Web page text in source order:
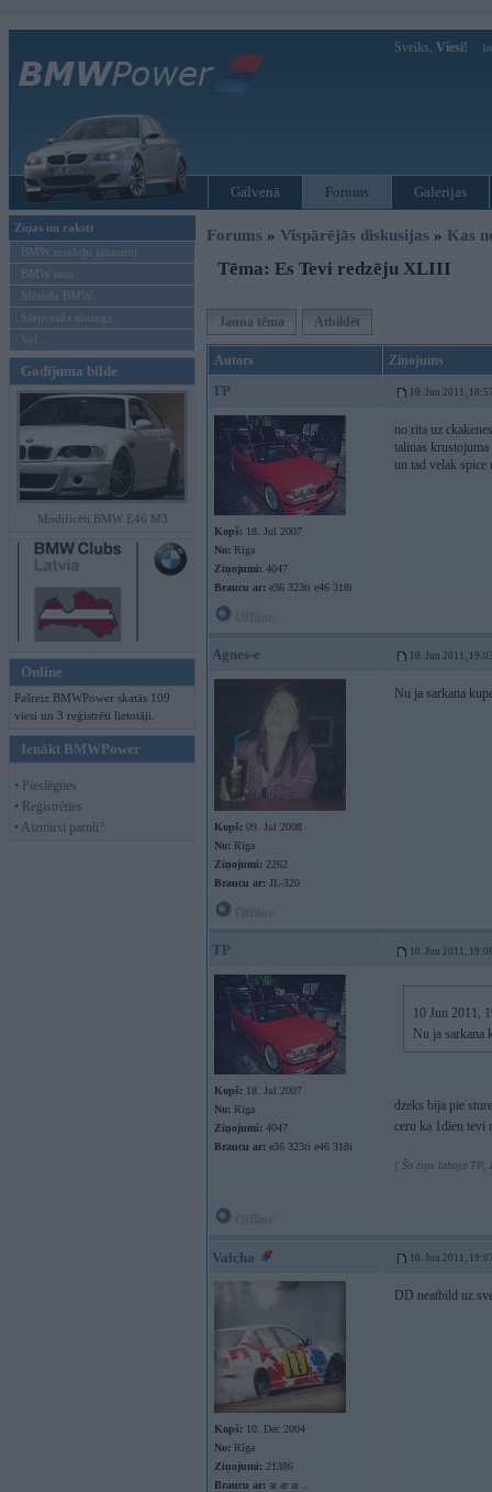
Sveiks, Viesi!
Galvenā Forums Galerijas
Ziņas un raksti
BMW modeļu jaunumi
BMW testi
Mēneša BMW
Sērijveida tūnings
Vel...
Gadījuma bilde
Modificēti BMW E46 M3
Online
Pašreiz BMWPower skatās 109
viesi un 3 reģistrēti lietotāji.
Ienākt BMWPower
• Pieslēgties
• Reģistrēties
• Aizmirsi paroli?
Forums » Vispārējās diskusijas » Kas
Tēma: Es Tevi redzēju XLIII
Jauna tēma Atbildēt
Autors Ziņojums
TP 10. Jun 2011,
Kopš: 18. Jul 2007
No: Rīga
Ziņojumi: 4047
Braucu ar: e36 323ti e46 318i
no rita uz
talinas krustojuma
un tad velak spice
Agnes-e 10. Jun 2011,
Kopš: 09. Jul 2008
No: Rīga
Ziņojumi: 2262
Braucu ar: JL-320
Nu ja sarkana
TP 10. Jun 2011,
Kopš: 18. Jul 2007
No: Rīga
Ziņojumi: 4047
Braucu ar: e36 323ti e46 318i
10 Jun 2011,
Nu ja sarkana
dzeks bija pie
ceru ka 1dien tevi
[ Šo ziņu laboja TP,
Valcha 10. Jun 2011,
Kopš: 10. Dec 2004
No: Rīga
Ziņojumi: 21386
Braucu ar: ar ar ar ..
DD neatbild uz